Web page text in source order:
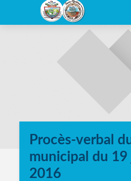
Procès-verbal
municipal du 19
2016